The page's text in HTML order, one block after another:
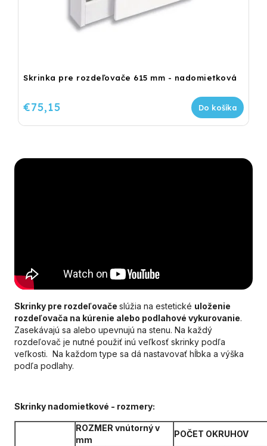
Skrinka pre rozdeľovače 615 mm - nadomietková
€75,15 Do košíka
Skrinky pre rozdeľovače slúžia na estetické uloženie
rozdeľovača na kúrenie alebo podlahové vykurovanie.
Zasekávajú sa alebo upevnujú na stenu. Na každý
rozdeľovač je nutné použiť inú veľkosť skrinky podľa
veľkosti. Na každom type sa dá nastavovať hĺbka a výška
podľa podlahy.
Skrinky nadomietkové - rozmery:
ROZMER vnútorný v
mm
POČET OKRUHOV